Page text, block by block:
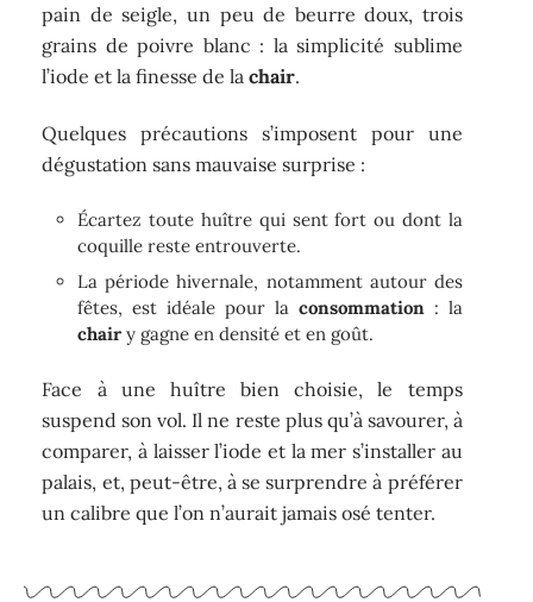
pain de seigle, un peu de beurre doux, trois
grains de poivre blanc : la simplicité sublime
l’iode et la finesse de lachair.
Quelques précautions s’imposent pour une
dégustation sans mauvaise surprise :
Écartez toute huître qui sent fort ou dont la
coquille reste entrouverte.
La période hivernale, notamment autour des
fêtes, est idéale pour la consommation: la
chair y gagne en densité et en goût.
Face à une huître bien choisie, le temps
suspend son vol. Il ne reste plus qu’à savourer, à
comparer, à laisser l’iode et la mer s’installer au
palais, et, peut-être, à se surprendre à préférer
un calibre que l’on n’aurait jamais osé tenter.